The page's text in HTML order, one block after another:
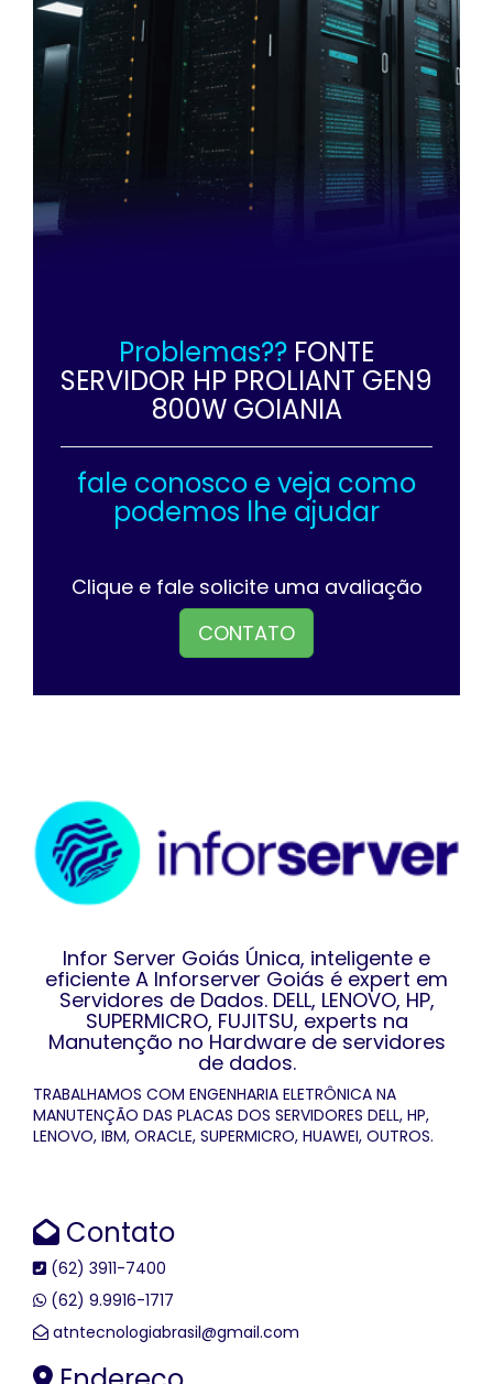
Problemas?? FONTE
SERVIDOR HP PROLIANT GEN9
800W GOIANIA
fale conosco e veja como
podemos lhe ajudar
Clique e fale solicite uma avaliação
CONTATO
Infor Server Goiás Única, inteligente e
eficiente A Inforserver Goiás é expert em
Servidores de Dados. DELL, LENOVO, HP,
SUPERMICRO, FUJITSU, experts na
Manutenção no Hardware de servidores
de dados.
TRABALHAMOS COM ENGENHARIA ELETRÔNICA NA
MANUTENÇÃO DAS PLACAS DOS SERVIDORES DELL, HP,
LENOVO, IBM, ORACLE, SUPERMICRO, HUAWEI, OUTROS.
Contato
(62) 3911-7400
(62) 9.9916-1717
atntecnologiabrasil@gmail.com